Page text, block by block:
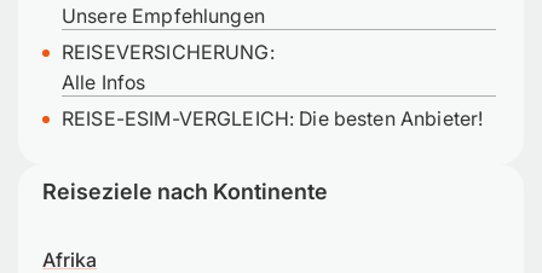
Unsere Empfehlungen
REISEVERSICHERUNG:
Alle Infos
REISE-ESIM-VERGLEICH: Die besten Anbieter!
Reiseziele nach Kontinente
Afrika